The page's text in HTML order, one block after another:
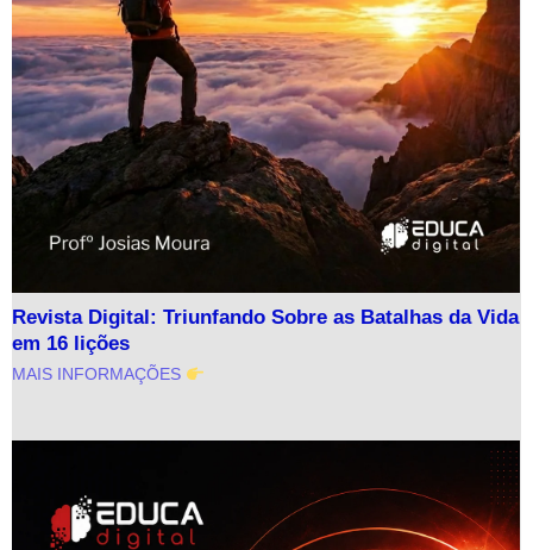
Revista Digital: Triunfando Sobre as Batalhas da Vida
em 16 lições
MAIS INFORMAÇÕES